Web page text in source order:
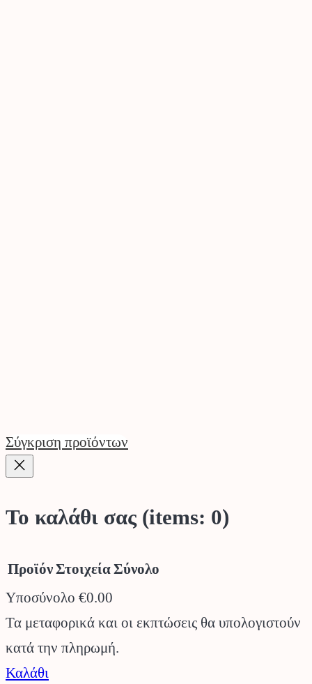
Σύγκριση προϊόντων
Το καλάθι σας (items: 0)
Προϊόντα
στο
ΠροϊόνΣτοιχείαΣύνολο
Υποσύνολο €0.00
Τα μεταφορικά και οι εκπτώσεις θα υπολογιστούν
κατά την πληρωμή.
Καλάθι